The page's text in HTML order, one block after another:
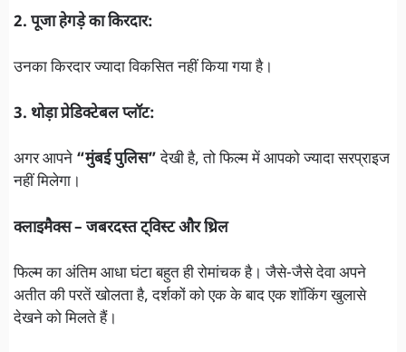
2. पूजा हेगड़े का किरदार:
उनका किरदार ज्यादा विकसित नहीं किया गया है।
3. थोड़ा प्रेडिक्टेबल प्लॉट:
अगर आपने “मुंबई पुलिस”देखी है, तो फिल्म में आपको ज्यादा सरप्राइज
नहीं मिलेगा।
क्लाइमैक्स – जबरदस्त ट्विस्ट और थ्रिल
फिल्म का अंतिम आधा घंटा बहुत ही रोमांचक है। जैसे-जैसे देवा अपने
अतीत की परतें खोलता है, दर्शकों को एक के बाद एक शॉकिंग खुलासे
देखने को मिलते हैं।